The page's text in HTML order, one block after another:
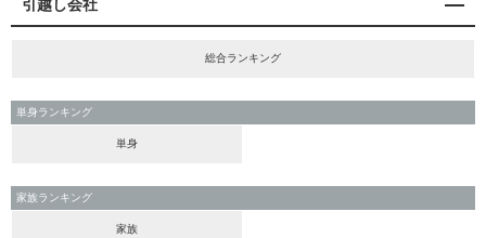
引越し会社
総合ランキング
単身ランキング
単身
家族ランキング
家族